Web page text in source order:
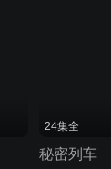
24集全
秘密列车